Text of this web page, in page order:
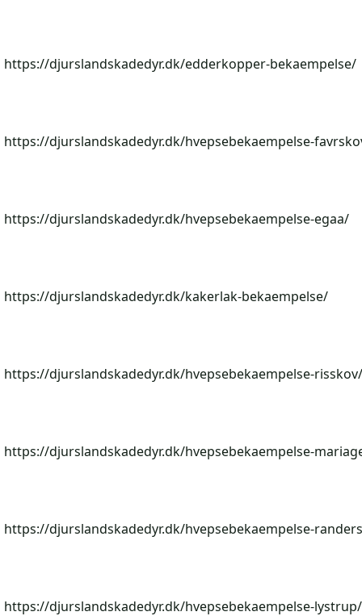
https://djurslandskadedyr.dk/edderkopper-bekaempelse/
https://djurslandskadedyr.dk/hvepsebekaempelse-
https://djurslandskadedyr.dk/hvepsebekaempelse-egaa/
https://djurslandskadedyr.dk/kakerlak-bekaempelse/
https://djurslandskadedyr.dk/hvepsebekaempelse-risskov/
https://djurslandskadedyr.dk/hvepsebekaempelse-
https://djurslandskadedyr.dk/hvepsebekaempelse-
https://djurslandskadedyr.dk/hvepsebekaempelse-lystrup/